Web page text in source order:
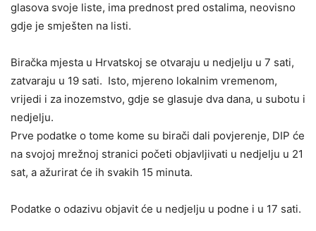
glasova svoje liste, ima prednost pred ostalima, neovisno
gdje je smješten na listi.
Biračka mjesta u Hrvatskoj se otvaraju u nedjelju u 7 sati,
zatvaraju u 19 sati. Isto, mjereno lokalnim vremenom,
vrijedi i za inozemstvo, gdje se glasuje dva dana, u subotu i
nedjelju.
Prve podatke o tome kome su birači dali povjerenje, DIP će
na svojoj mrežnoj stranici početi objavljivati u nedjelju u 21
sat, a ažurirat će ih svakih 15 minuta.
Podatke o odazivu objavit će u nedjelju u podne i u 17 sati.